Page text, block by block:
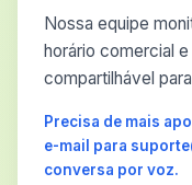
Nossa equipe
horário comercial
compartilhável
Precisa de mais
e-mail para
conversa por voz.